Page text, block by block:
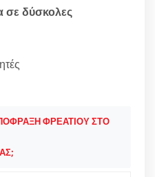
σε δύσκολες
ΦΡΕΑΤΙΟΥ ΣΤΟ